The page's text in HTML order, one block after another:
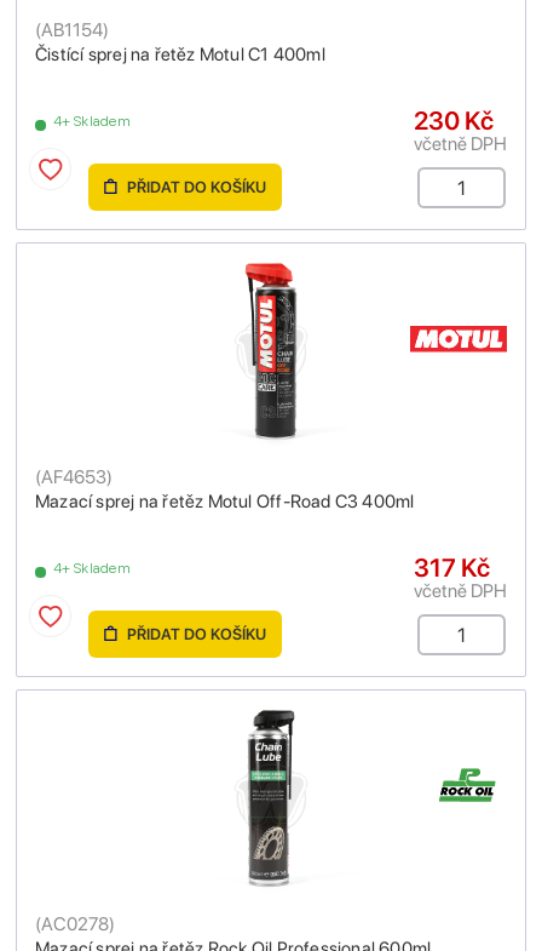
Čistící sprej na řetěz Motul C1 400ml
(AB1154)
4+ Skladem 230 Kč
včetně DPH
PŘIDAT DO KOŠÍKU
Mazací sprej na řetěz Motul Off-Road C3 400ml
(AF4653)
4+ Skladem 317 Kč
včetně DPH
PŘIDAT DO KOŠÍKU
(AC0278)